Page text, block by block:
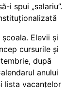
i spui „salariu”.
Elevii și
cursurile și
după
anului
lista vacanțelor